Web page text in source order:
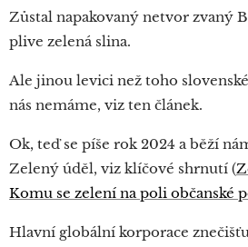
Zůstal napakovaný netvor zvaný
plive zelená slina.
Ale jinou levici než toho
nás nemáme, viz ten článek.
Ok, teď se píše rok 2024 a běží
Zelený úděl, viz klíčové shrnutí (
Komu se zelení na poli občanské
Hlavní globální korporace